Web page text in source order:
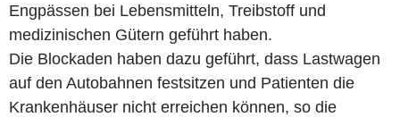
Engpässen bei Lebensmitteln, Treibstoff und
medizinischen Gütern geführt haben.
Die Blockaden haben dazu geführt, dass Lastwagen
auf den Autobahnen festsitzen und Patienten die
Krankenhäuser nicht erreichen können, so die